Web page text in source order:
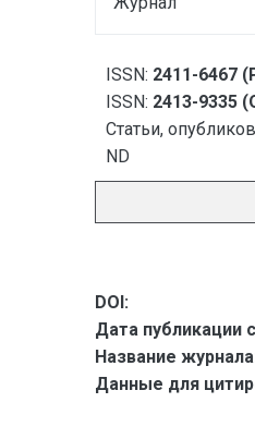
ISSN: 2411-6467
ISSN: 2413-9335
Статьи,
ND
DOI:
Дата публикации
Название
Данные для